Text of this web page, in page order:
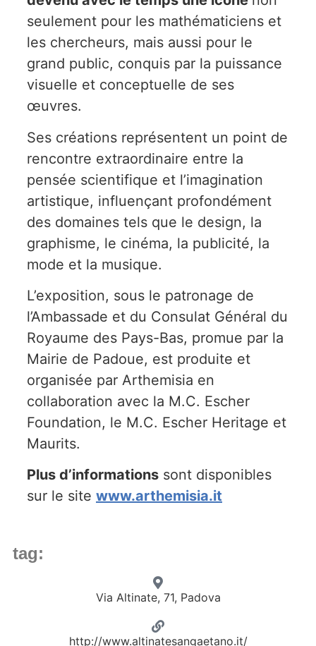
seulement pour les mathématiciens et
les chercheurs, mais aussi pour le
grand public, conquis par la puissance
visuelle et conceptuelle de ses
œuvres.
Ses créations représentent un point de
rencontre extraordinaire entre la
pensée scientifique et l’imagination
artistique, influençant profondément
des domaines tels que le design, la
graphisme, le cinéma, la publicité, la
mode et la musique.
L’exposition, sous le patronage de
l’Ambassade et du Consulat Général du
Royaume des Pays-Bas, promue par la
Mairie de Padoue, est produite et
organisée par Arthemisia en
collaboration avec la M.C. Escher
Foundation, le M.C. Escher Heritage et
Maurits.
Plus d’informations sont disponibles
sur le site www.arthemisia.it
tag:
Via Altinate, 71, Padova
http://www.altinatesangaetano.it/